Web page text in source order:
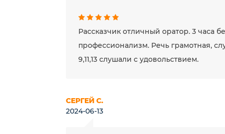
Рассказчик отличный оратор. 3 часа
профессионализм. Речь грамотная,
9,11,13 слушали с удовольствием.
СЕРГЕЙ С.
2024-06-13